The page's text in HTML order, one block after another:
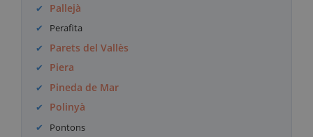
Pallejà
Perafita
Parets del Vallès
Piera
Pineda de Mar
Polinyà
Pontons